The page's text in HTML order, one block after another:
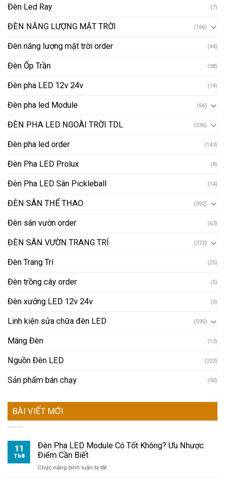
Đèn Led Ray (7)
ĐÈN NĂNG LƯỢNG MẶT TRỜI (166)
Đèn năng lượng mặt trời order (44)
Đèn Ốp Trần (38)
Đèn pha LED 12v 24v (14)
Đèn pha led Module (66)
ĐÈN PHA LED NGOÀI TRỜI TDL (536)
Đèn pha led order (143)
Đèn Pha LED Prolux (8)
Đèn Pha LED Sân Pickleball (14)
ĐÈN SÂN THỂ THAO (392)
Đèn sân vườn order (63)
ĐÈN SÂN VƯỜN TRANG TRÍ (372)
Đèn Trang Trí (25)
Đèn trồng cây order (5)
Đèn xưởng LED 12v 24v (0)
Linh kiện sửa chữa đèn LED (595)
Máng Đèn (13)
Nguồn Đèn LED (223)
Sản phẩm bán chạy (90)
BÀI VIẾT MỚI
11
Th8
Đèn Pha LED Module Có Tốt Không? Ưu Nhược
Điểm Cần Biết
Chức năng bình luận bị tắtở